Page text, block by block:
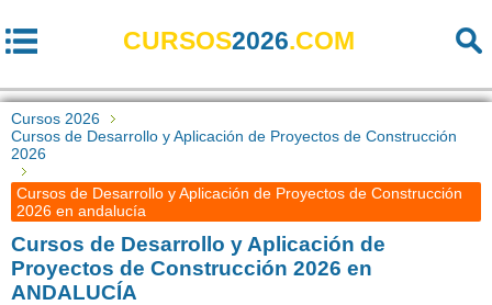
CURSOS2026.COM
Cursos 2026
Cursos de Desarrollo y Aplicación de Proyectos de Construcción
2026
Cursos de Desarrollo y Aplicación de Proyectos de Construcción
2026 en andalucía
Cursos de Desarrollo y Aplicación de
Proyectos de Construcción 2026 en
ANDALUCÍA